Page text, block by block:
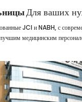
Для ваших
JCI и NABH, с
медицинским